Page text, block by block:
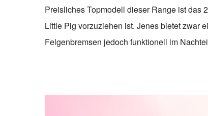
Preisliches Topmodell dieser Range ist das
Little Pig vorzuziehen ist. Jenes bietet zwar
Felgenbremsen jedoch funktionell im